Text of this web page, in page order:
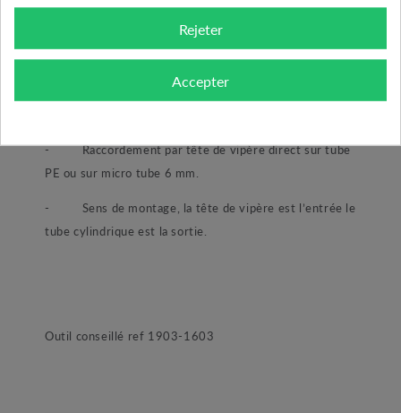
couleur selon le débit fourni bleu, noir et rouge
respectivement 2, 4 et 8 litres heure.
important de la concurrence simplifiant ainsi la prise en
-
Raccordement par tête de vipère direct sur tube
PE ou sur micro tube 6 mm.
-
Sens de montage, la tête de vipère est l’entrée le
tube cylindrique est la sortie.
Outil conseillé ref 1903-1603
Rejeter
Accepter